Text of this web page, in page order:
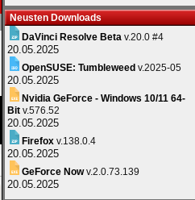
Neusten Downloads
DaVinci Resolve Beta v.20.0 #4
20.05.2025
OpenSUSE: Tumbleweed v.2025-05
20.05.2025
Nvidia GeForce - Windows 10/11 64-
Bit v.576.52
20.05.2025
Firefox v.138.0.4
20.05.2025
GeForce Nowv.2.0.73.139
20.05.2025